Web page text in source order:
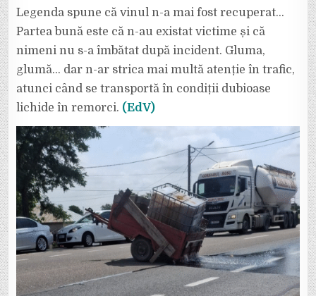
PIERDUT
1000
DE
LITRI
VIN
DRUMUL
NAȚIONAL
SPRE
ADJUD,
Legenda spune că vinul n-a mai fost recuperat…
Partea bună este că n-au existat victime și că
nimeni nu s-a îmbătat după incident. Gluma,
glumă… dar n-ar strica mai multă atenție în trafic,
atunci când se transportă în condiții dubioase
lichide în remorci. (EdV)